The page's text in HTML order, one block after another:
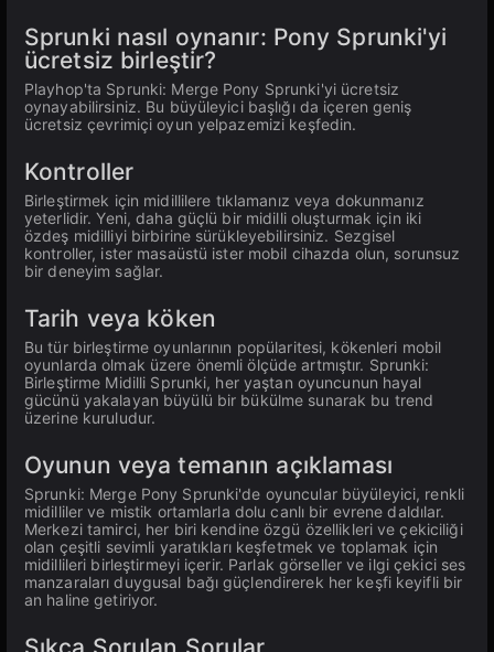
Sprunki nasıl oynanır: Pony Sprunki'yi
ücretsiz birleştir?
Playhop'ta Sprunki: Merge Pony Sprunki'yi ücretsiz
oynayabilirsiniz. Bu büyüleyici başlığı da içeren geniş
ücretsiz çevrimiçi oyun yelpazemizi keşfedin.
Kontroller
Birleştirmek için midillilere tıklamanız veya dokunmanız
yeterlidir. Yeni, daha güçlü bir midilli oluşturmak için iki
özdeş midilliyi birbirine sürükleyebilirsiniz. Sezgisel
kontroller, ister masaüstü ister mobil cihazda olun, sorunsuz
bir deneyim sağlar.
Tarih veya köken
Bu tür birleştirme oyunlarının popülaritesi, kökenleri mobil
oyunlarda olmak üzere önemli ölçüde artmıştır. Sprunki:
Birleştirme Midilli Sprunki, her yaştan oyuncunun hayal
gücünü yakalayan büyülü bir bükülme sunarak bu trend
üzerine kuruludur.
Oyunun veya temanın açıklaması
Sprunki: Merge Pony Sprunki'de oyuncular büyüleyici, renkli
midilliler ve mistik ortamlarla dolu canlı bir evrene daldılar.
Merkezi tamirci, her biri kendine özgü özellikleri ve çekiciliği
olan çeşitli sevimli yaratıkları keşfetmek ve toplamak için
midillileri birleştirmeyi içerir. Parlak görseller ve ilgi çekici ses
manzaraları duygusal bağı güçlendirerek her keşfi keyifli bir
an haline getiriyor.